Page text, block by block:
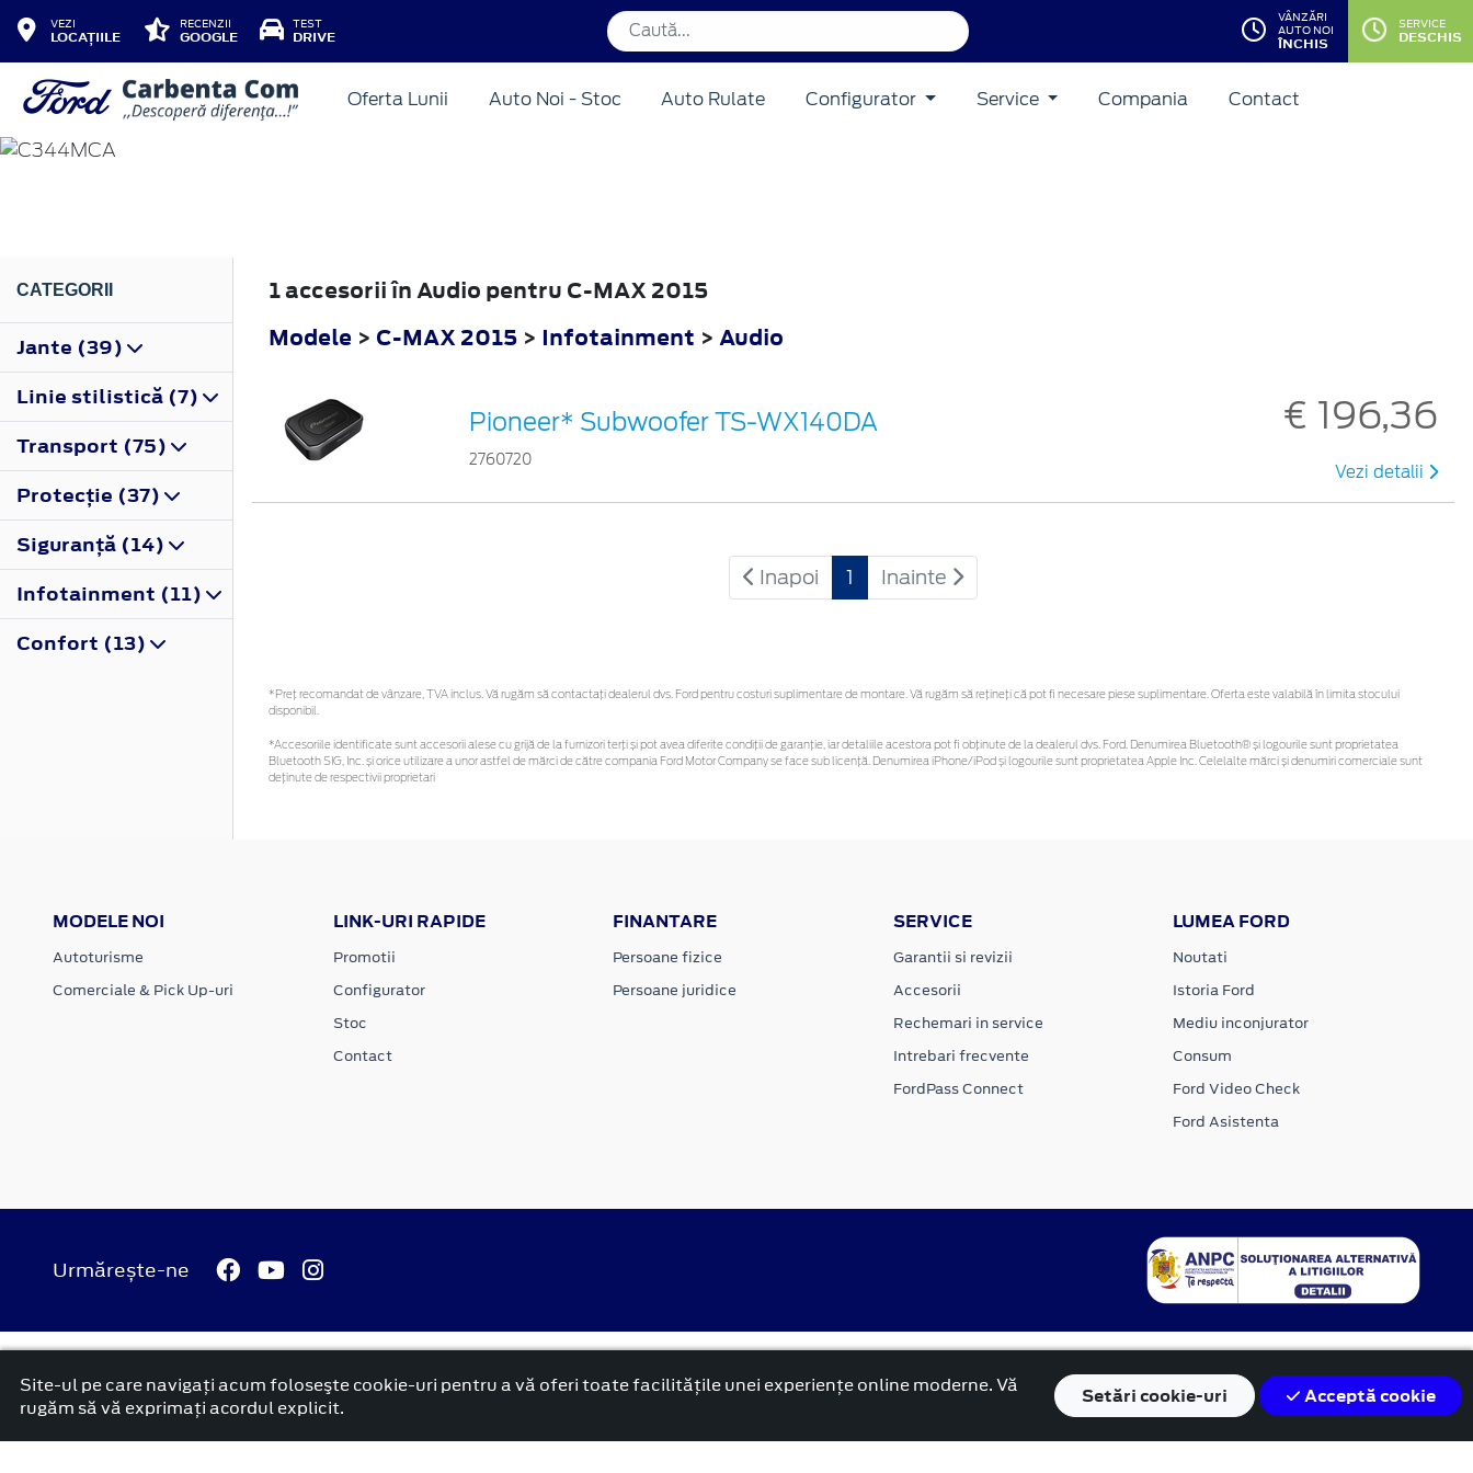
VEZI
LOCAȚIILE
RECENZII
GOOGLE
TEST
DRIVE
VÂNZĂRI
AUTO NOI
ÎNCHIS
SERVICE
DESCHIS
Oferta Lunii Auto Noi - Stoc Auto Rulate Configurator Service Compania Contact
C-MAX
CATEGORII
Jante (39)
Linie stilistică (7)
Transport (75)
Protecţie (37)
Siguranţă (14)
Infotainment (11)
Confort (13)
1 accesorii în Audio pentru C-MAX 2015
Modele > C-MAX 2015 > Infotainment > Audio
Pioneer* Subwoofer TS-WX140DA
2760720
€ 196,36
Vezi detalii
Inapoi 1 Inainte
*Preţ recomandat de vânzare, TVA inclus. Vă rugăm să contactaţi dealerul dvs. Ford pentru costuri suplimentare de montare. Vă rugăm să rețineți că pot fi necesare piese suplimentare. Oferta este valabilă în limita stocului
disponibil.
*Accesoriile identificate sunt accesorii alese cu grijă de la furnizori terți și pot avea diferite condiții de garanție, iar detaliile acestora pot fi obținute de la dealerul dvs. Ford. Denumirea Bluetooth® și logourile sunt proprietatea
Bluetooth SIG, Inc. și orice utilizare a unor astfel de mărci de către compania Ford Motor Company se face sub licență. Denumirea iPhone/iPod și logourile sunt proprietatea Apple Inc. Celelalte mărci și denumiri comerciale sunt
deținute de respectivii proprietari
MODELE NOI
Autoturisme
Comerciale & Pick Up-uri
LINK-URI RAPIDE
Promotii
Configurator
Stoc
Contact
FINANTARE
Persoane fizice
Persoane juridice
SERVICE
Garantii si revizii
Accesorii
Rechemari in service
Intrebari frecvente
FordPass Connect
LUMEA FORD
Noutati
Istoria Ford
Mediu inconjurator
Consum
Ford Video Check
Ford Asistenta
Urmărește-ne
platformă dezvoltată de Workleto
Site-ul pe care navigați acum foloseşte cookie-uri pentru a vă oferi toate facilitățile unei experiențe online moderne. Vă
rugăm să vă exprimați acordul explicit.
Setăricookie-uri Acceptă cookie